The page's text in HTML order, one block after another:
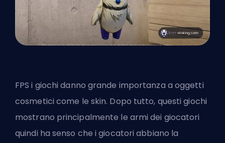
FPSi giochi danno grande importanza a oggetti
cosmetici come le skin. Dopo tutto, questi giochi
mostrano principalmente le armi dei giocatori
quindi ha senso che i giocatori abbiano la